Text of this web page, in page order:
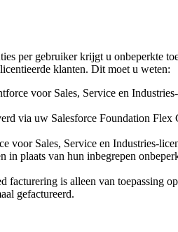
per gebruiker krijgt u onbeperkte
klanten. Dit moet u weten:
voor Sales, Service en
via uw Salesforce Foundation
voor Sales, Service en Industries-
plaats van hun inbegrepen
facturering is alleen van toepassing
gefactureerd.